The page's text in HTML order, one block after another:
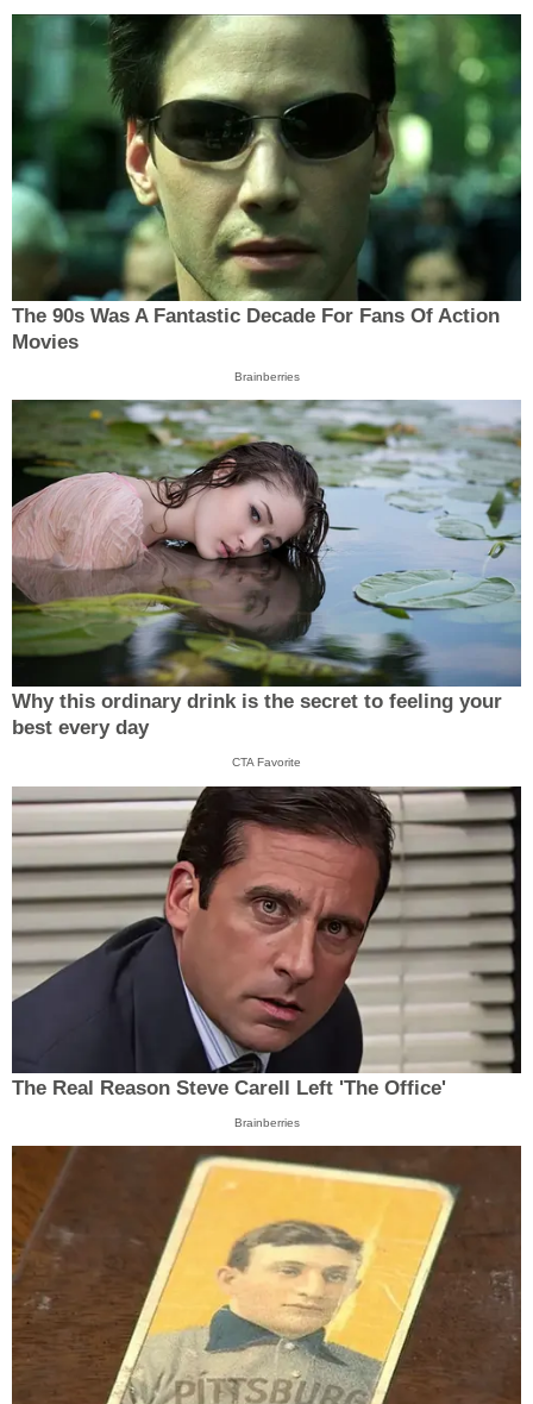
The 90s Was A Fantastic Decade For Fans Of Action
Movies
Brainberries
Why this ordinary drink is the secret to feeling your
best every day
CTA Favorite
The Real Reason Steve Carell Left 'The Office'
Brainberries